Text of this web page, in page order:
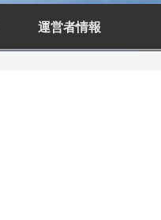
運営者情報